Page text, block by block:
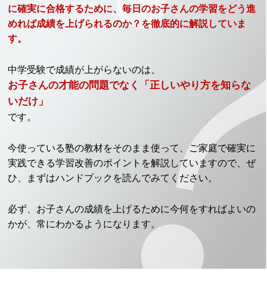
に確実に合格するために、毎日のお子さんの学習をどう進
めれば成績を上げられるのか？を徹底的に解説していま
す。
中学受験で成績が上がらないのは、
お子さんの才能の問題でなく「正しいやり方を知らな
いだけ」
です。
今使っている塾の教材をそのまま使って、ご家庭で確実に
実践できる学習改善のポイントを解説していますので、ぜ
ひ、まずはハンドブックを読んでみてください。
必ず、お子さんの成績を上げるために今何をすればよいの
かが、常にわかるようになります。